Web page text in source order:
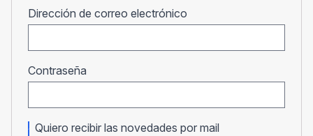
Dirección de correo electrónico
Contraseña
Quiero recibir las novedades por mail